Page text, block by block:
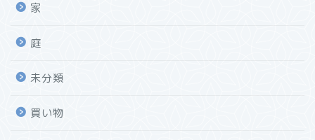
家
庭
未分類
買い物